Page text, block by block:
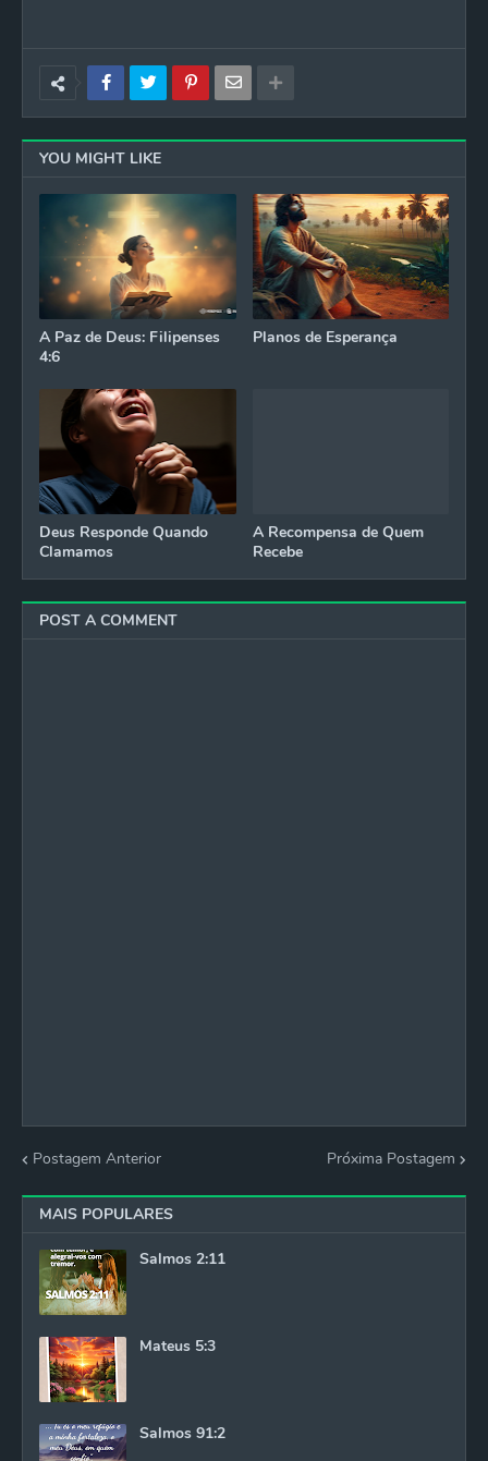
YOU MIGHT LIKE
A Paz de Deus: Filipenses
4:6
Planos de Esperança
Deus Responde Quando
Clamamos
A Recompensa de Quem
Recebe
POST A COMMENT
Postagem Anterior Próxima Postagem
MAIS POPULARES
Salmos 2:11
Mateus 5:3
Salmos 91:2